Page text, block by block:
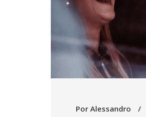
Por Alessandro